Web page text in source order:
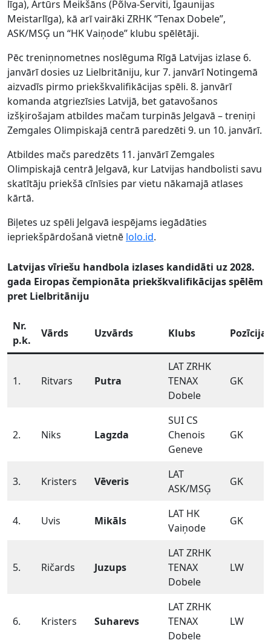
līga), Artūrs Meikšāns (Põlva-Serviti, Igaunijas
Meistarlīga), kā arī vairāki ZRHK “Tenax Dobele”,
ASK/MSĢ un “HK Vaiņode” klubu spēlētāji.
Pēc treniņnometnes noslēguma Rīgā Latvijas izlase 6.
janvārī dosies uz Lielbritāniju, kur 7. janvārī Notingemā
aizvadīs pirmo priekškvalifikācijas spēli. 8. janvārī
komanda atgriezīsies Latvijā, bet gatavošanos
izšķirošajam atbildes mačam turpinās Jelgavā – treniņi
Zemgales Olimpiskajā centrā paredzēti 9. un 10. janvārī.
Atbildes mačs paredzēts 11. janvārī Zemgales
Olimpiskajā centrā Jelgavā, kur Latvijas handbolisti savu
skatītāju priekšā cīnīsies par vietu nākamajā atlases
kārtā.
Biļetes uz spēli Jelgavā iespējams iegādāties
iepriekšpārdošanā vietnē lolo.id.
Latvijas vīriešu handbola izlases kandidāti uz 2028.
gada Eiropas čempionāta priekškvalifikācijas spēlēm
pret Lielbritāniju
Nr.
p.k.
Vārds Uzvārds Klubs Pozīcija
1. Ritvars Putra
LAT ZRHK
TENAX
Dobele
GK
2. Niks Lagzda
SUI CS
Chenois
Geneve
GK
3. Kristers Vēveris
LAT
ASK/MSĢ
GK
4. Uvis Mikāls
LAT HK
Vaiņode
GK
5. Ričards Juzups
LAT ZRHK
TENAX
Dobele
LW
6. Kristers Suharevs
LAT ZRHK
TENAX
Dobele
LW